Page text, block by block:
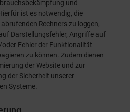
und
ist es notwendig, die
Rechners zu loggen,
Darstellungsfehler, Angriffe auf
oder Fehler der Funktionalität
zu können. Zudem dienen
der Website und zur
der Sicherheit unserer
Systeme.